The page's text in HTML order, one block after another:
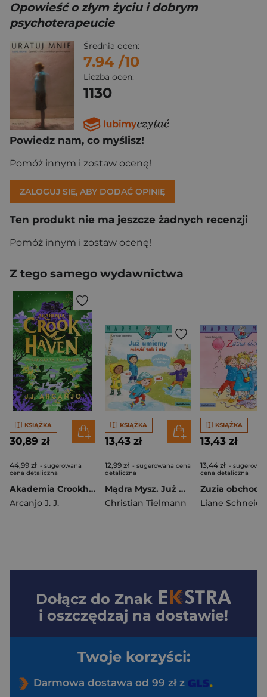
Opowieść o złym życiu i dobrym
psychoterapeucie
Średnia ocen:
7.94 /10
Liczba ocen:
1130
Powiedz nam, co myślisz!
Pomóż innym i zostaw ocenę!
ZALOGUJ SIĘ, ABY DODAĆ OPINIĘ
Ten produkt nie ma jeszcze żadnych recenzji
Pomóż innym i zostaw ocenę!
Z tego samego wydawnictwa
KSIĄŻKA
30,89 zł
44,99 zł - sugerowana
cena detaliczna
Akademia Crookhaven. Niezdobyta twierdza
Arcanjo J. J.
KSIĄŻKA
13,43 zł
12,99 zł - sugerowana cena
detaliczna
Mądra Mysz. Już umiemy mówić tak i nie
Christian Tielmann
KSIĄŻKA
13,43 zł
13,44 zł -
cena detaliczna
Liane
Dołącz do Znak
i oszczędzaj na dostawie!
Twoje korzyści:
Darmowa dostawa od 99 zł z